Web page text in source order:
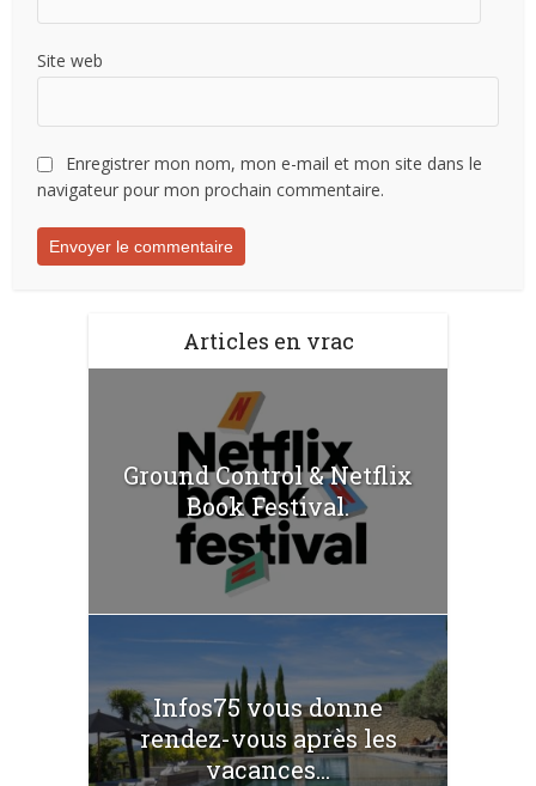
Site web
Enregistrer mon nom, mon e-mail et mon site dans le
navigateur pour mon prochain commentaire.
Articles en vrac
Ground Control & Netflix
Book Festival.
Infos75 vous donne
rendez-vous après les
vacances...